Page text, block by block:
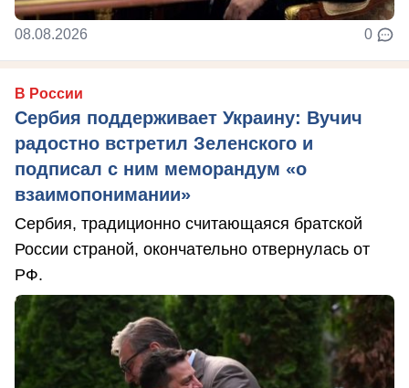
08.08.2026 0
В России
Сербия поддерживает Украину: Вучич
радостно встретил Зеленского и
подписал с ним меморандум «о
взаимопонимании»
Сербия, традиционно считающаяся братской
России страной, окончательно отвернулась от
РФ.